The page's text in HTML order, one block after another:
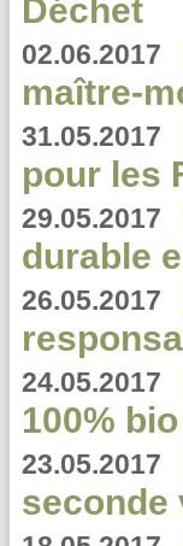
Déchet
02.06.2017
maître-
31.05.2017
pour les
29.05.2017
durable
26.05.2017
24.05.2017
100%
23.05.2017
seconde